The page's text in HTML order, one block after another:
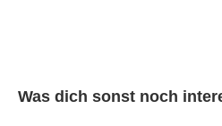
Was dich sonst noch